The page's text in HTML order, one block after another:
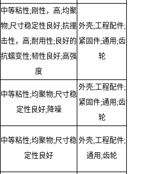
中等粘性;刚性，高;均聚
物;尺寸稳定性良好;抗撞
击性，高;耐用性;良好的
抗蠕变性;韧性良好;高强
度
外壳;工程配件;
紧固件;通用;齿
轮
中等粘性;均聚物;尺寸稳
定性良好;降噪
外壳;工程配件;
紧固件;通用;齿
轮
中等粘性;均聚物;尺寸稳
定性良好
外壳;工程配件;
通用;齿轮